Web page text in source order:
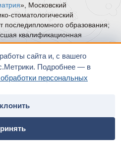
сайта и, с вашего
Подробнее — в
персональных
», Московский
стоматологический
последипломного образования;
квалификационная
«Психиатрия»;
по специальности
медицинская академия
образования МЗ РФ.
дом №1, г. Казань,